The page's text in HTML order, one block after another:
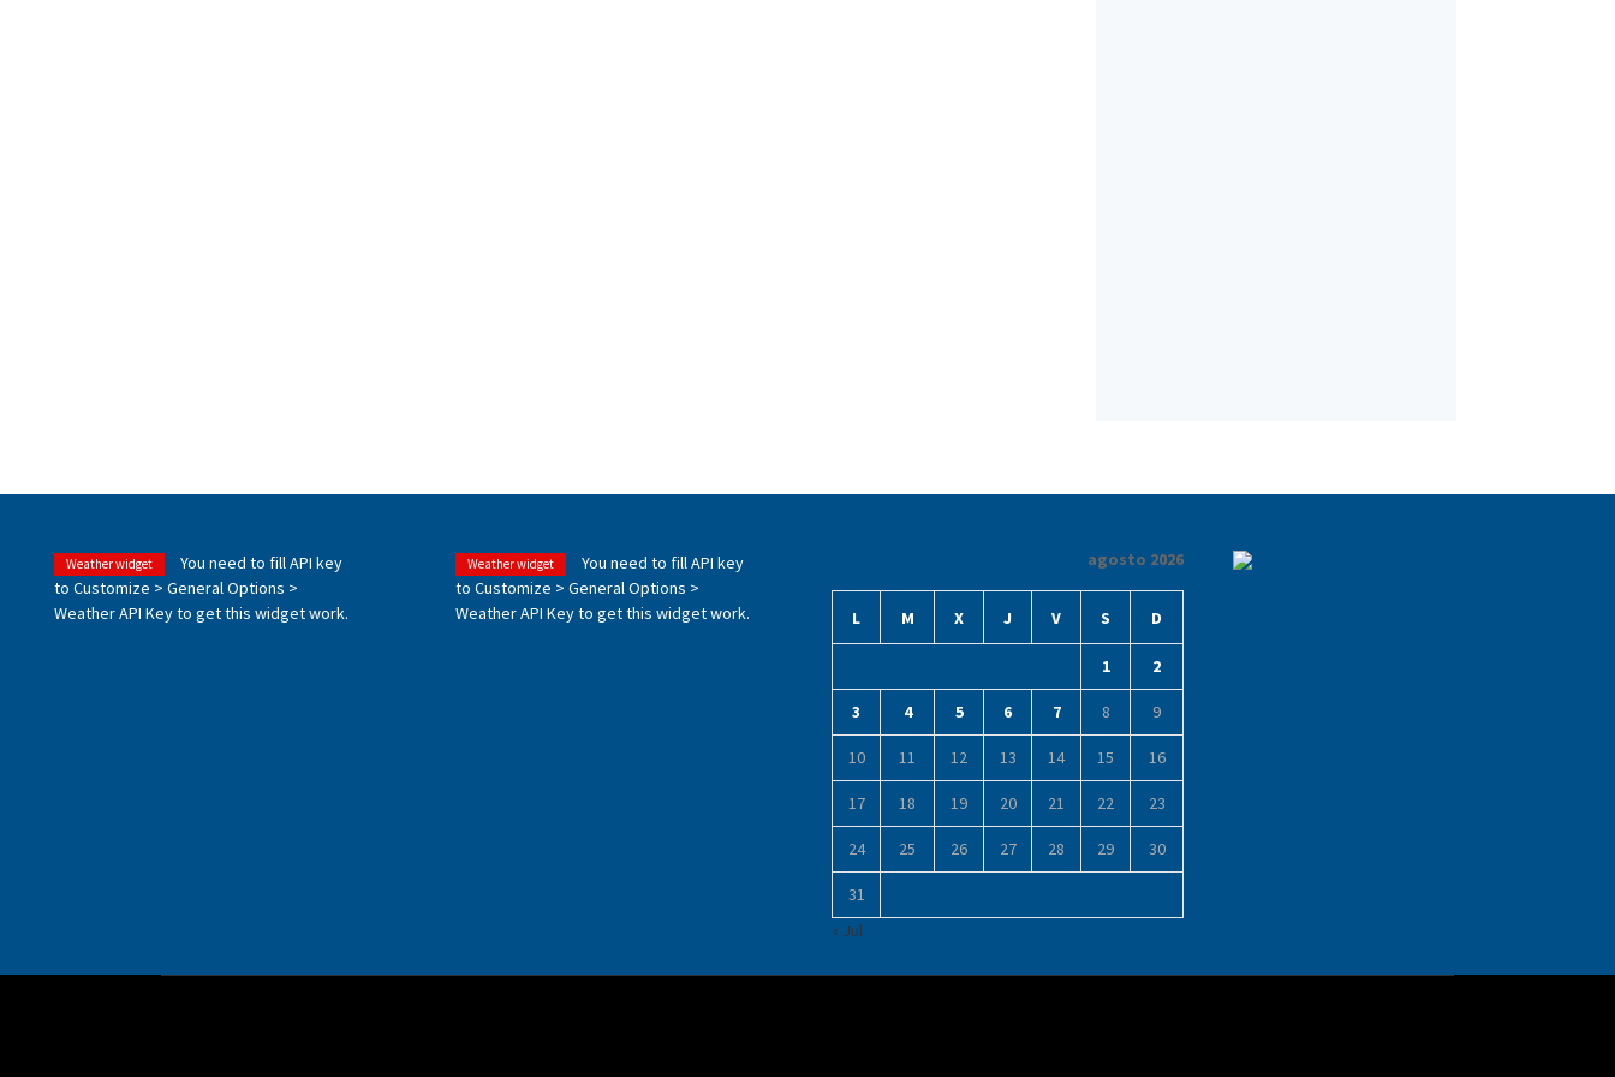
Weather widget
You need to fill API key
to Customize > General Options >
Weather API Key to get this widget work.
Weather widget
You need to fill API key
to Customize > General Options >
Weather API Key to get this widget work.
agosto 2026
L M X J V S D
1 2
3 4 5 6 7 8 9
10 11 12 13 14 15 16
17 18 19 20 21 22 23
24 25 26 27 28 29 30
31
« Jul